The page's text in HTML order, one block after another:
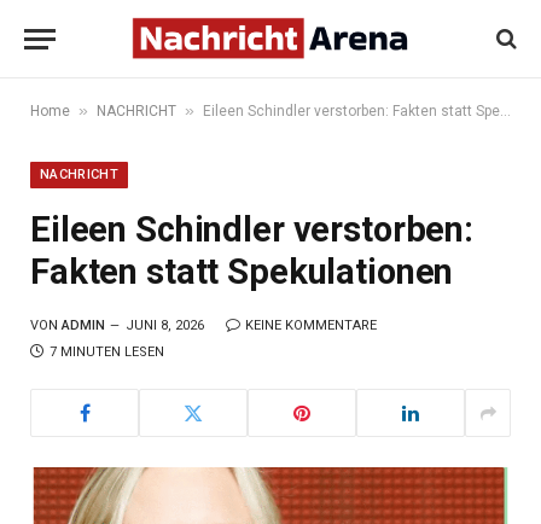
Home » NACHRICHT » Eileen Schindler verstorben: Fakten statt Spekulationen
NACHRICHT
Eileen Schindler verstorben:
Fakten statt Spekulationen
VON ADMIN JUNI 8, 2026
KEINE KOMMENTARE
7 MINUTEN LESEN